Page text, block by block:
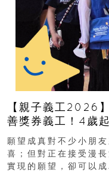
【親子義工2026
善獎券義工！4歲
新界
願望成真對不少小朋
喜；但對正在接受漫
實現的願望，卻可以